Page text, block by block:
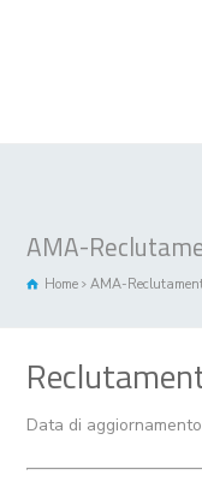
AMA-
Home AMA-
Data di